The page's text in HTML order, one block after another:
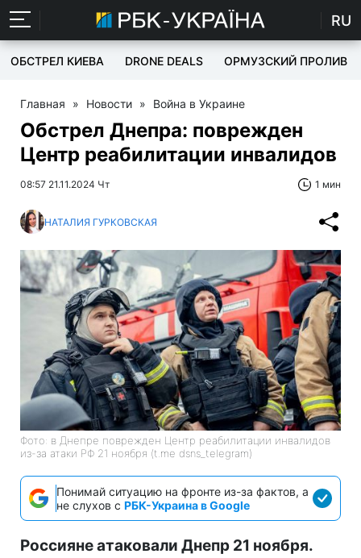
RU
ОБСТРЕЛ КИЕВА DRONE DEALS ОРМУЗСКИЙ ПРОЛИВ
Главная » Новости » Война в Украине
Обстрел Днепра: поврежден
Центр реабилитации инвалидов
08:57 21.11.2024 Чт 1 мин
НАТАЛИЯ ГУРКОВСКАЯ
Фото: в Днепре поврежден Центр реабилитации инвалидов
из-за атаки РФ 21 ноября (t.me dsns_telegram)
Понимай ситуацию на фронте из-за фактов, а
не слухов с РБК-Украина в Google
Россияне атаковали Днепр 21 ноября.